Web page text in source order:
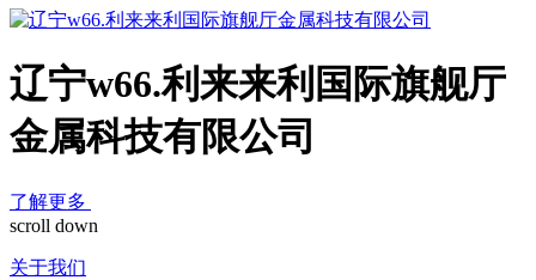
辽宁w66.利来来利国际旗舰厅
金属科技有限公司
了解更多
scroll down
关于我们